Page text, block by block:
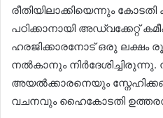
രീതിയിലാക്കിയെന്നും കോടതി
പഠിക്കാനായി അഡ്വക്കേറ്റ്
ഹരജിക്കാരനോട് ഒരു ലക്ഷം
നൽകാനും നിർദേശിച്ചിരുന്നു.
അയൽക്കാരനെയും
വചനവും ഹൈകോടതി